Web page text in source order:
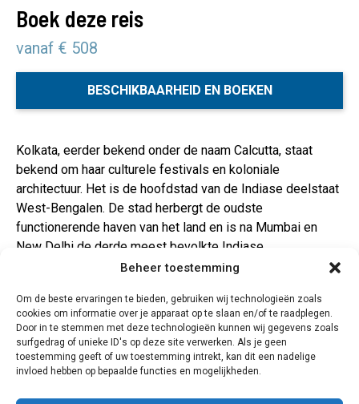
Beheer toestemming
Om de beste ervaringen te bieden, gebruiken wij technologieën zoals
cookies om informatie over je apparaat op te slaan en/of te raadplegen.
Door in te stemmen met deze technologieën kunnen wij gegevens zoals
surfgedrag of unieke ID's op deze site verwerken. Als je geen
toestemming geeft of uw toestemming intrekt, kan dit een nadelige
invloed hebben op bepaalde functies en mogelijkheden.
Boek deze reis
vanaf € 508
BESCHIKBAARHEID EN BOEKEN
Kolkata, eerder bekend onder de naam Calcutta, staat
bekend om haar culturele festivals en koloniale
architectuur. Het is de hoofdstad van de Indiase deelstaat
West-Bengalen. De stad herbergt de oudste
functionerende haven van het land en is na Mumbai en
New Delhi de derde meest bevolkte Indiase
metropool.Calcutta was de hoofdstad van India onder de
industriële revolutie en de geboorteplaats van de
moderne Indiase culturele en artistieke beweging. Door
de diversiteit aan culturen, de vele festivals,
kunstgalerijen en architectuur is Kolkata een van de
belangrijkste toeristische bestemmingen in India
geworden.